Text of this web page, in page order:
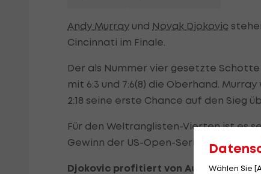
Andy Murray und Novak Djokovic
Cincinnati im Finale.
Der als Nummer vier gesetzte
mit 6:3 und 7:6(8) die Oberhand.
2:18 seine erste Chance auf den Sieg
Für den Weltranglisten-Vierten ist es
Gewinn der US-Open-Series, der
Djokovic profitiert von AufgabeWählen Sie